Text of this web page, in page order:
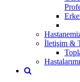
İletişim &